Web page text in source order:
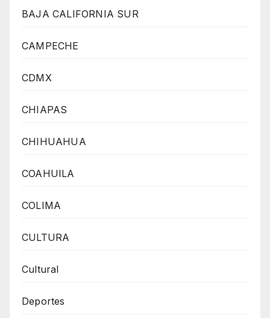
BAJA CALIFORNIA SUR
CAMPECHE
CDMX
CHIAPAS
CHIHUAHUA
COAHUILA
COLIMA
CULTURA
Cultural
Deportes